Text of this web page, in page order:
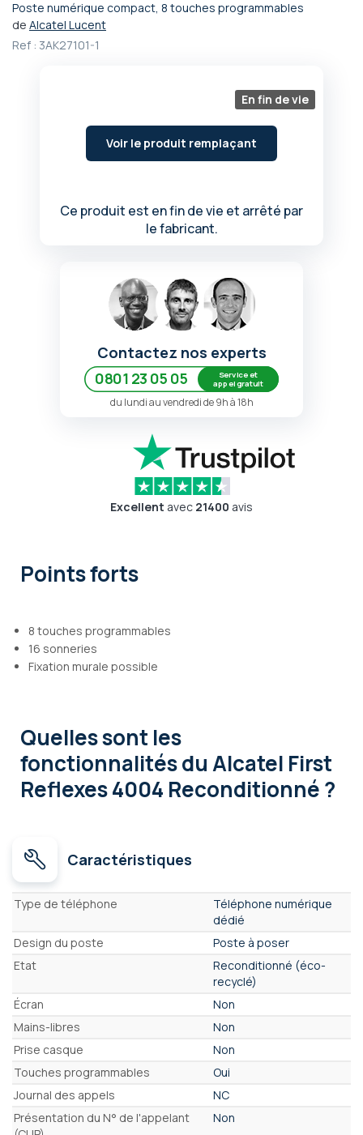
Poste numérique compact, 8 touches programmables
de Alcatel Lucent
Ref : 3AK27101-1
En fin de vie
Voir le produit remplaçant
Ce produit est en fin de vie et arrêté par
le fabricant.
Passer
au
début
Contactez nos experts
0801 23 05 05
Service et
appel gratuit
du lundi au vendredi de 9h à 18h
Excellent avec 21400 avis
Points forts
8 touches programmables
16 sonneries
Fixation murale possible
Quelles sont les
fonctionnalitésdu Alcatel First
Reflexes 4004 Reconditionné ?
Caractéristiques
Caractéristiques
Type de téléphone
Téléphone numérique
dédié
Design du poste
Poste à poser
Etat
Reconditionné (éco-
recyclé)
Écran
Non
Mains-libres
Non
Prise casque
Non
Touches programmables
Oui
Journal des appels
NC
Présentation du N° de l'appelant
Non